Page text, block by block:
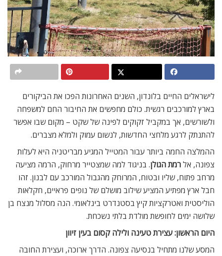
לישראלים החיים בלונדון, השנים האחרונות הפכו את הביקורים
בארץ למורכבים רגשית. כולם מחפשים את החיבור החם למשפחה
ולשורשים, אך במקביל זקוקים לפינה של שקט – מקום שבו אפשר
להתנתק לרגע מלחצי החדשות, לנשום עמוק ולמלא מצברים.
ההמלצה החמה ביותר עבור המטייל המגיע מבריטניה היא לעלות
צפונה, אלרמת הגולן. בניגוד למה שמצטייר מרחוק, הרמה מציעה
מרחב פתוח, שליו ובטוח, המרוחק מהגבול המורכב עם לבנון. זהו
חבל ארץ מפתיע המציע שילוב מושלם של נופים פראיים, חקלאות
הוליסטית ואטרקציות קיץ בסטנדרט בינלאומי. הנה מסלול מנצח בן
שלושה ימים לחופשת מולדת בלתי נשכחת.
היום הראשון: עצירת טעינה ולילה קסום בעין זיוון
המסע שלנו מתחיל בנסיעה צפונה. הדרך ארוכה, ועצירת החובה